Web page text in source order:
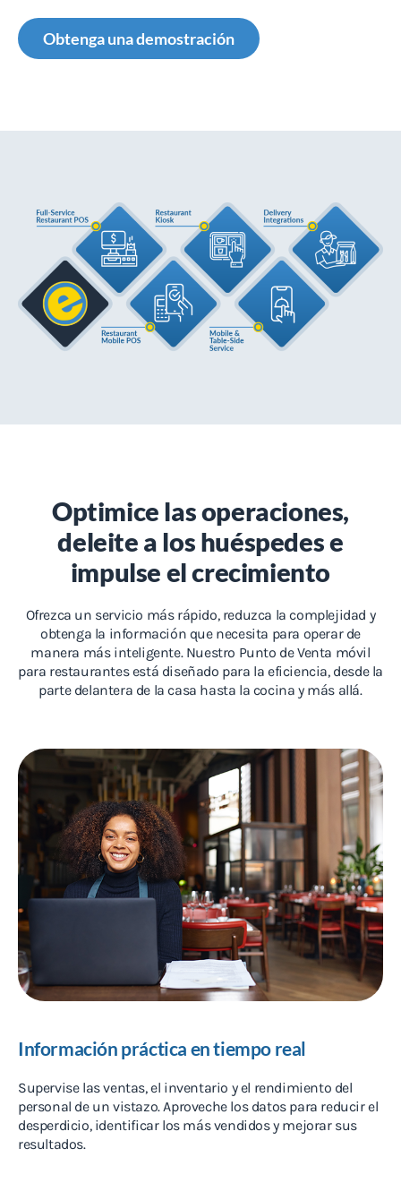
Obtenga una demostración
Optimice las operaciones,
deleite a los huéspedes e
impulse el crecimiento
Ofrezca un servicio más rápido, reduzca la complejidad y
obtenga la información que necesita para operar de
manera más inteligente. Nuestro Punto de Venta móvil
para restaurantes está diseñado para la eficiencia, desde la
parte delantera de la casa hasta la cocina y más allá.
Información práctica en tiempo real
Supervise las ventas, el inventario y el rendimiento del
personal de un vistazo. Aproveche los datos para reducir el
desperdicio, identificar los más vendidos y mejorar sus
resultados.